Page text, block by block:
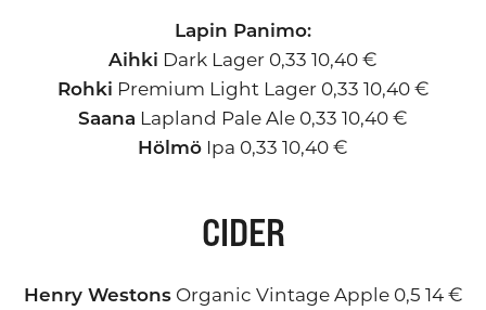
Lapin Panimo:
Aihki Dark Lager 0,33 10,40 €
Rohki Premium Light Lager 0,33 10,40 €
Saana Lapland Pale Ale 0,33 10,40 €
Hölmö Ipa 0,33 10,40 €
CIDER
Henry WestonsOrganic Vintage Apple 0,5 14 €